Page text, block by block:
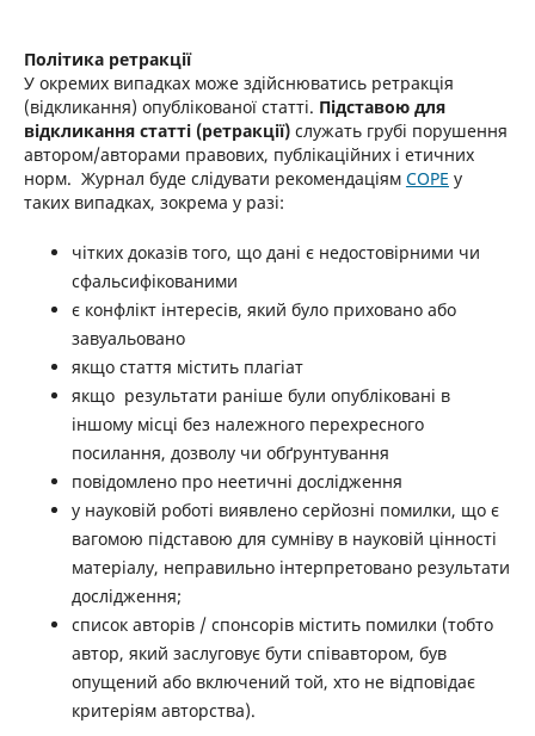
Політика ретракції
У окремих випадках може здійснюватись ретракція
(відкликання) опублікованої статті. Підставою для
відкликання статті (ретракції)служать грубі порушення
автором/авторами правових, публікаційних і етичних
норм. Журнал буде слідувати рекомендаціям COPE у
таких випадках, зокрема у разі:
чітких доказів того, що дані є недостовірними чи
сфальсифікованими
є конфлікт інтересів, який було приховано або
завуальовано
якщо стаття містить плагіат
якщо результати раніше були опубліковані в
іншому місці без належного перехресного
посилання, дозволу чи обґрунтування
повідомлено про неетичні дослідження
у науковій роботі виявлено серйозні помилки, що є
вагомою підставою для сумніву в науковій цінності
матеріалу, неправильно інтерпретовано результати
дослідження;
список авторів / спонсорів містить помилки (тобто
автор, який заслуговує бути співавтором, був
опущений або включений той, хто не відповідає
критеріям авторства).